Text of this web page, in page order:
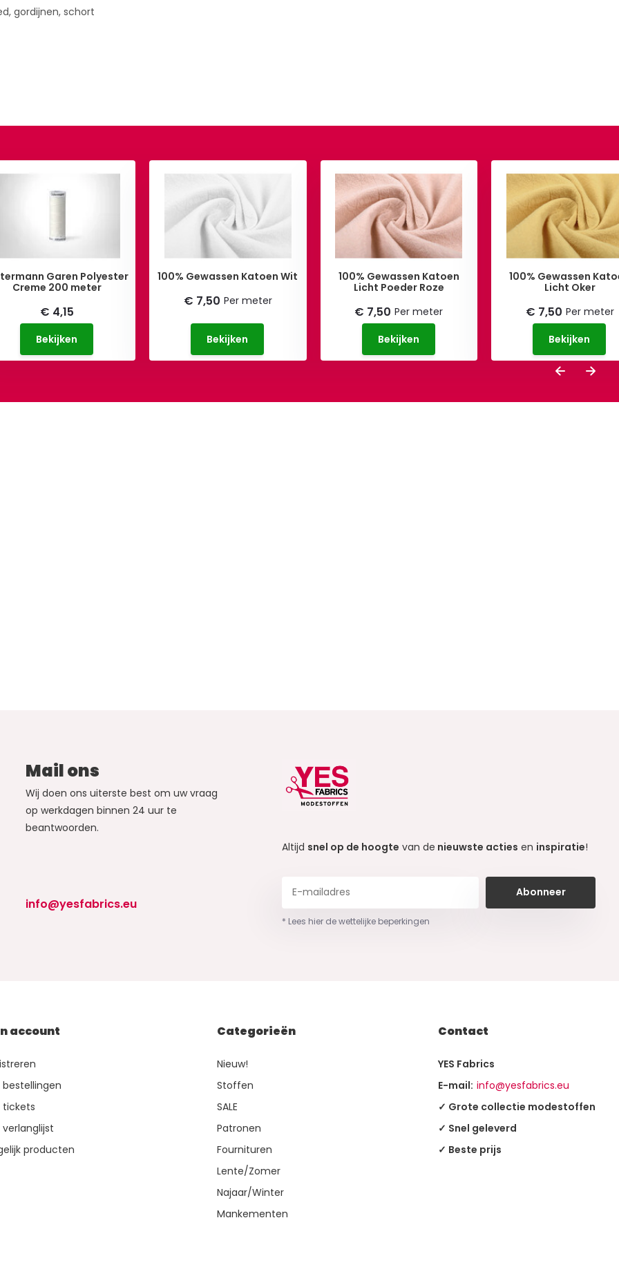
gordijnen, schort
Garen Polyester
Creme 200 meter
€ 4,15
Bekijken
100% Gewassen Katoen Wit
€ 7,50 Per meter
Bekijken
100% Gewassen Katoen
Licht Poeder Roze
€ 7,50 Per meter
Bekijken
100% Gewassen
Licht Oker
€ 7,50 Per meter
Bekijken
Mail ons
Wij doen ons uiterste best om uw vraag
op werkdagen binnen 24 uur te
beantwoorden.
info@yesfabrics.eu
Altijd snel op de hoogte van de nieuwste acties en inspiratie!
Abonneer
* Lees hier de wettelijke beperkingen
account
bestellingen
tickets
verlanglijst
producten
Categorieën
Nieuw!
Stoffen
SALE
Patronen
Fournituren
Lente/Zomer
Najaar/Winter
Mankementen
Contact
YES Fabrics
E-mail: info@yesfabrics.eu
✓ Grote collectie modestoffen
✓ Snel geleverd
✓ Beste prijs